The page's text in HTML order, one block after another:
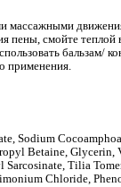
массажными
пены, смойте
бальзам/
применения.
Sodium
Betaine, Glycerin,
Tilia
Chloride,